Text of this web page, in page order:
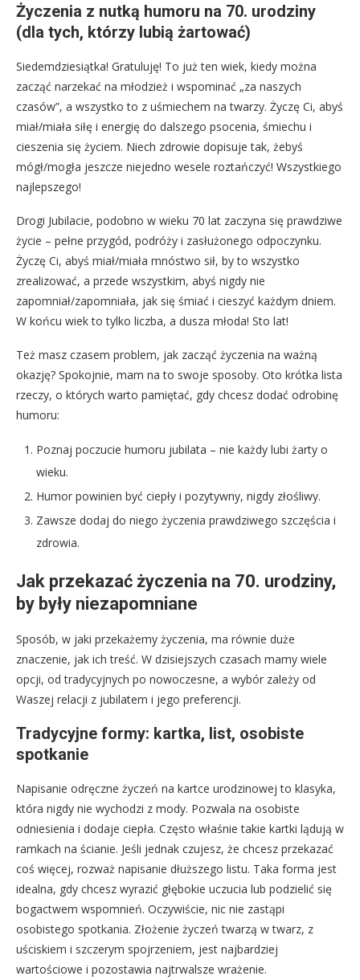
Życzenia z nutką humoru na 70. urodziny
(dla tych, którzy lubią żartować)
Siedemdziesiątka! Gratuluję! To już ten wiek, kiedy można
zacząć narzekać na młodzież i wspominać „za naszych
czasów”, a wszystko to z uśmiechem na twarzy. Życzę Ci, abyś
miał/miała siłę i energię do dalszego psocenia, śmiechu i
cieszenia się życiem. Niech zdrowie dopisuje tak, żebyś
mógł/mogła jeszcze niejedno wesele roztańczyć! Wszystkiego
najlepszego!
Drogi Jubilacie, podobno w wieku 70 lat zaczyna się prawdziwe
życie – pełne przygód, podróży i zasłużonego odpoczynku.
Życzę Ci, abyś miał/miała mnóstwo sił, by to wszystko
zrealizować, a przede wszystkim, abyś nigdy nie
zapomniał/zapomniała, jak się śmiać i cieszyć każdym dniem.
W końcu wiek to tylko liczba, a dusza młoda! Sto lat!
Też masz czasem problem, jak zacząć życzenia na ważną
okazję? Spokojnie, mam na to swoje sposoby. Oto krótka lista
rzeczy, o których warto pamiętać, gdy chcesz dodać odrobinę
humoru:
Poznaj poczucie humoru jubilata – nie każdy lubi żarty o
wieku.
Humor powinien być ciepły i pozytywny, nigdy złośliwy.
Zawsze dodaj do niego życzenia prawdziwego szczęścia i
zdrowia.
Jak przekazać życzenia na 70. urodziny,
by były niezapomniane
Sposób, w jaki przekażemy życzenia, ma równie duże
znaczenie, jak ich treść. W dzisiejszych czasach mamy wiele
opcji, od tradycyjnych po nowoczesne, a wybór zależy od
Waszej relacji z jubilatem i jego preferencji.
Tradycyjne formy: kartka, list, osobiste
spotkanie
Napisanie odręczne życzeń na kartce urodzinowej to klasyka,
która nigdy nie wychodzi z mody. Pozwala na osobiste
odniesienia i dodaje ciepła. Często właśnie takie kartki lądują w
ramkach na ścianie. Jeśli jednak czujesz, że chcesz przekazać
coś więcej, rozważ napisanie dłuższego listu. Taka forma jest
idealna, gdy chcesz wyrazić głębokie uczucia lub podzielić się
bogactwem wspomnień. Oczywiście, nic nie zastąpi
osobistego spotkania. Złożenie życzeń twarzą w twarz, z
uściskiem i szczerym spojrzeniem, jest najbardziej
wartościowe i pozostawia najtrwalsze wrażenie.